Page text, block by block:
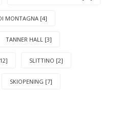
MONTAGNA [4]
TANNER HALL [3]
SLITTINO [2]
SKIOPENING [7]